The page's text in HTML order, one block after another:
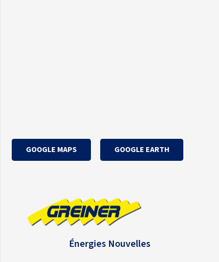
GOOGLE MAPS GOOGLE EARTH
Énergies Nouvelles